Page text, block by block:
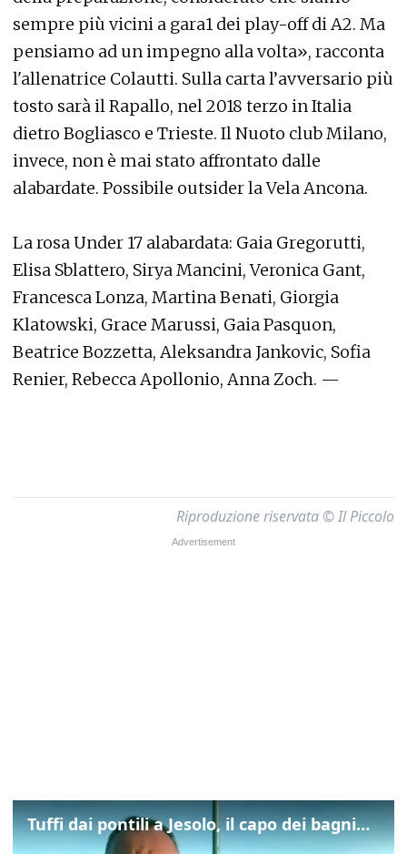
sempre più vicini a gara1 dei play-off di A2. Ma
pensiamo ad un impegno alla volta», racconta
l'allenatrice Colautti. Sulla carta l’avversario più
tosto sarà il Rapallo, nel 2018 terzo in Italia
dietro Bogliasco e Trieste. Il Nuoto club Milano,
invece, non è mai stato affrontato dalle
alabardate. Possibile outsider la Vela Ancona.
La rosa Under 17 alabardata: Gaia Gregorutti,
Elisa Sblattero, Sirya Mancini, Veronica Gant,
Francesca Lonza, Martina Benati, Giorgia
Klatowski, Grace Marussi, Gaia Pasquon,
Beatrice Bozzetta, Aleksandra Jankovic, Sofia
Renier, Rebecca Apollonio, Anna Zoch. —
Riproduzione riservata © Il Piccolo
Tuffi dai pontili a Jesolo, il capo dei bagnini: "L'impegno di tutti per evitare altre tragedie"